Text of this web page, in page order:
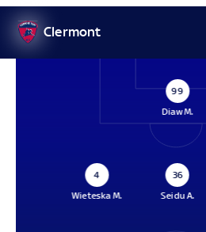
Clermont
99
Diaw M.
4
Wieteska M.
36
Seidu A.